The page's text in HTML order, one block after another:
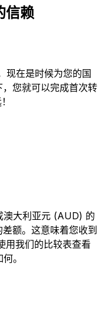
信赖
现在是时候为您的国
您就可以完成首次转
澳大利亚元 (AUD) 的
额。这意味着您收到
用我们的比较表查看
。